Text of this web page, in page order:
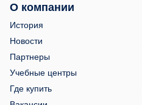
О компании
История
Новости
Партнеры
Учебные центры
Где купить